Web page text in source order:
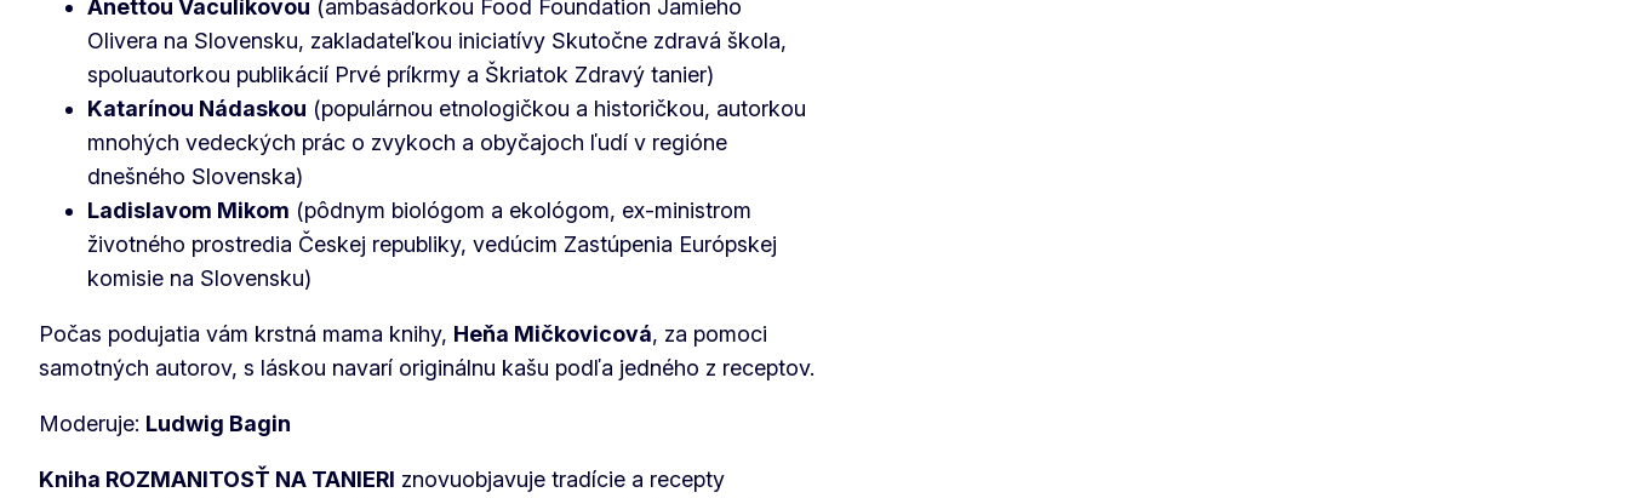
Anettou Vaculíkovou (ambasádorkou Food Foundation Jamieho
Olivera na Slovensku, zakladateľkou iniciatívy Skutočne zdravá škola,
spoluautorkou publikácií Prvé príkrmy a Škriatok Zdravý tanier)
Katarínou Nádaskou (populárnou etnologičkou a historičkou, autorkou
mnohých vedeckých prác o zvykoch a obyčajoch ľudí v regióne
dnešného Slovenska)
Ladislavom Mikom (pôdnym biológom a ekológom, ex-ministrom
životného prostredia Českej republiky, vedúcim Zastúpenia Európskej
komisie na Slovensku)
Počas podujatia vám krstná mama knihy, Heňa Mičkovicová, za pomoci
samotných autorov, s láskou navarí originálnu kašu podľa jedného z receptov.
Moderuje: Ludwig Bagin
Kniha ROZMANITOSŤ NA TANIERI znovuobjavuje tradície a recepty